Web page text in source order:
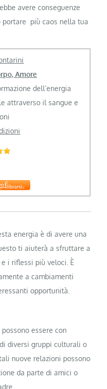
avere conseguenze
portare più caos nella tua
Amore
dell’energia
attraverso il sangue e
energia è di avere una
ti aiuterà a sfruttare a
i riflessi più veloci. È
a cambiamenti
opportunità.
essere con
diversi gruppi culturali o
nuove relazioni possono
da parte di amici o